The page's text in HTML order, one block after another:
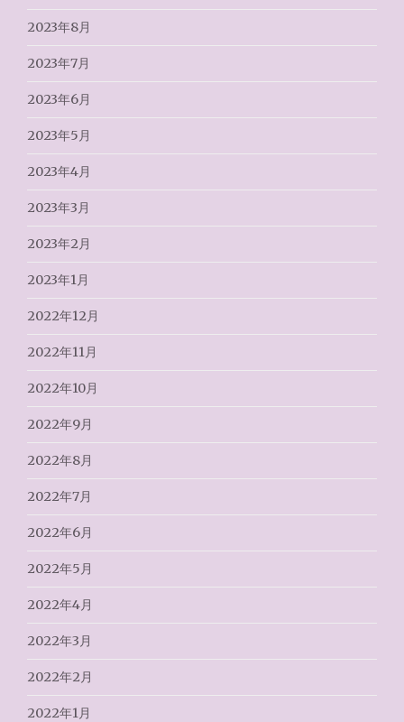
2023年8月
2023年7月
2023年6月
2023年5月
2023年4月
2023年3月
2023年2月
2023年1月
2022年12月
2022年11月
2022年10月
2022年9月
2022年8月
2022年7月
2022年6月
2022年5月
2022年4月
2022年3月
2022年2月
2022年1月